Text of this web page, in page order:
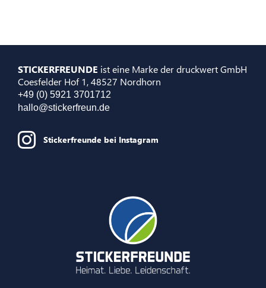
STICKERFREUNDE ist eine Marke der druckwert GmbH
Coesfelder Hof 1, 48527 Nordhorn
+49 (0) 5921 3701712
hallo@stickerfreun.de
Stickerfreunde bei Instagram